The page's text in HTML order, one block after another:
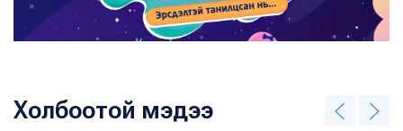
Холбоотой мэдээ